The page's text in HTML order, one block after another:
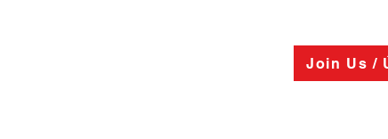
Join Us /